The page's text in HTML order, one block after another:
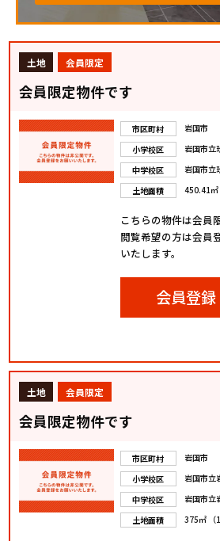
土地 会員限定
会員限定物件です
市区町村
岩国市
小学校区
岩国市立
中学校区
岩国市立
土地面積
450.41㎡
こちらの物件は会員
閲覧希望の方は会員
いたします。
会員登
土地 会員限定
会員限定物件です
市区町村
岩国市
小学校区
岩国市立
中学校区
岩国市立
土地面積
375㎡ （